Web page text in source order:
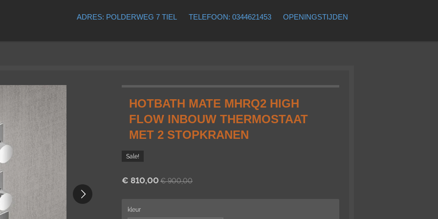
ADRES: POLDERWEG 7 TIEL TELEFOON: 0344621453 OPENINGSTIJDEN
HOTBATH MATE MHRQ2 HIGH
FLOW INBOUW THERMOSTAAT
MET 2 STOPKRANEN
Sale!
€ 810,00 € 900,00
kleur